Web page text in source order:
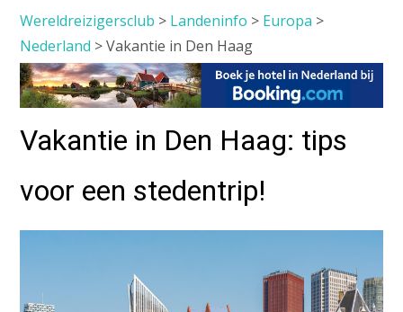
Wereldreizigersclub > Landeninfo > Europa >
Nederland >Vakantie in Den Haag
Vakantie in Den Haag: tips
voor een stedentrip!